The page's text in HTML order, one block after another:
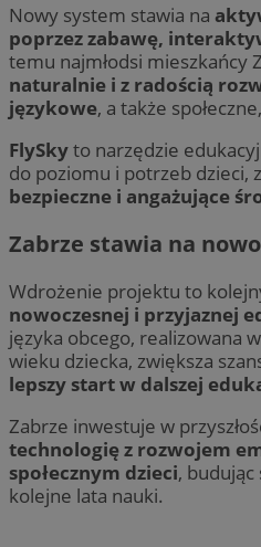
Nowy system stawia na
poprzez zabawę,
temu najmłodsi mieszkańcy
naturalnie i z radością
językowe, a także
FlySkyto narzędzie
do poziomu i potrzeb dzieci,
bezpieczne i angażujące
Zabrze stawia na
Wdrożenie projektu to
nowoczesnej i przyjaznej
języka obcego, realizowana
wieku dziecka, zwiększa
lepszy start w dalszej
Zabrze inwestuje w
technologię z rozwojem
społecznym dzieci,
kolejne lata nauki.